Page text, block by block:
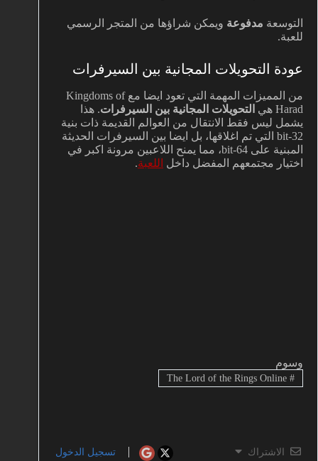
التوسعة مدفوعة ويمكن شراؤها من المتجر الرسمي
للعبة.
عودة التحويلات المجانية بين السيرفرات
من المميزات المهمة التي تعود ايضا مع Kingdoms of
Harad هي
التحويلات المجانية بين السيرفرات. هذا
يشمل ليس فقط الانتقال من العوالم القديمة ذات بنية
32-bit التي تم اغلاقها، بل ايضا بين السيرفرات الحديثة
المبنية على 64-bit، مما يمنح اللاعبين مرونة اكبر في
اختيار مجتمعهم المفضل داخل اللعبة.
وسوم
#
The Lord of the Rings Online
الاشتراك تسجيل الدخول